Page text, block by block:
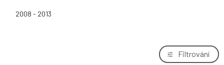
2008 - 2013
Filtrování